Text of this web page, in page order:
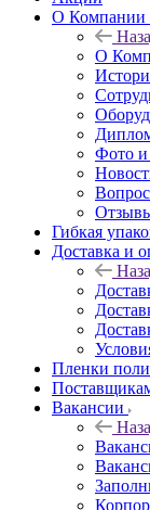
О Компании
О
Фото и
Гибкая
Доставка и
Пленки
Вакансии